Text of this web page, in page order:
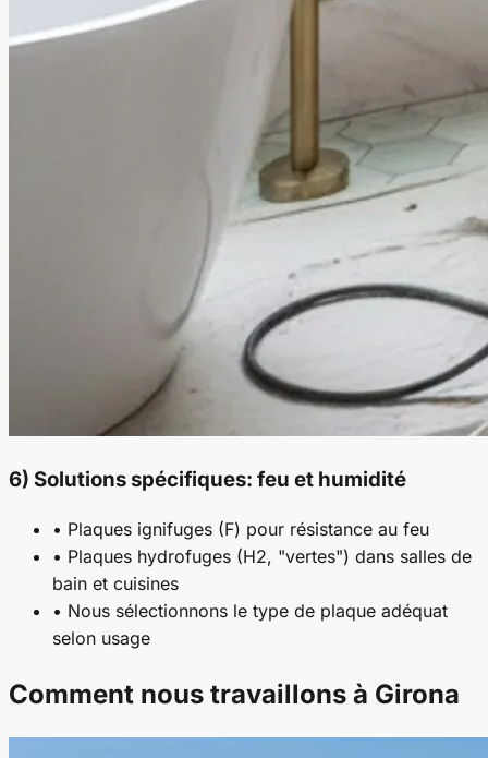
6) Solutions spécifiques: feu et humidité
• Plaques ignifuges (F) pour résistance au feu
• Plaques hydrofuges (H2, "vertes") dans salles de
bain et cuisines
• Nous sélectionnons le type de plaque adéquat
selon usage
Comment nous travaillons à Girona